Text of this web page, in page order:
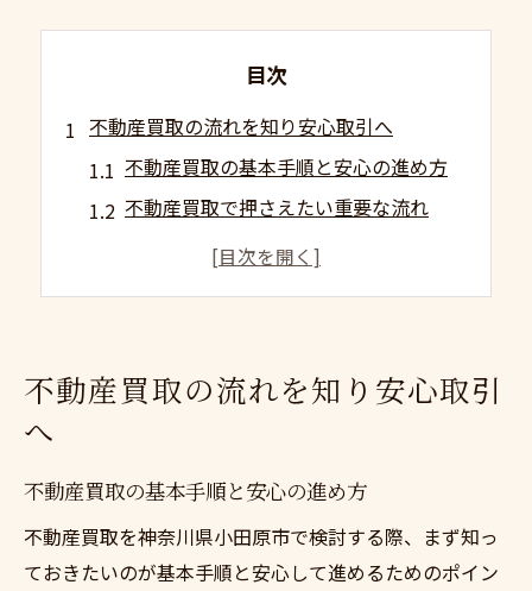
目次
不動産買取の流れを知り安心取引へ
不動産買取の基本手順と安心の進め方
不動産買取で押さえたい重要な流れ
スムーズな不動産買取に必要な準備
高額査定とスピード買取の秘訣とは
不動産買取で高額査定を得るポイント
高額査定に繋がる物件の魅力とは
不動産買取の迅速対応が信頼を生む理由
スピーディな不動産買取の具体的手法
不動産買取の流れを知り安心取引
へ
不動産買取の基本手順と安心の進め方
不動産買取を神奈川県小田原市で検討する際、まず知っ
ておきたいのが基本手順と安心して進めるためのポイン